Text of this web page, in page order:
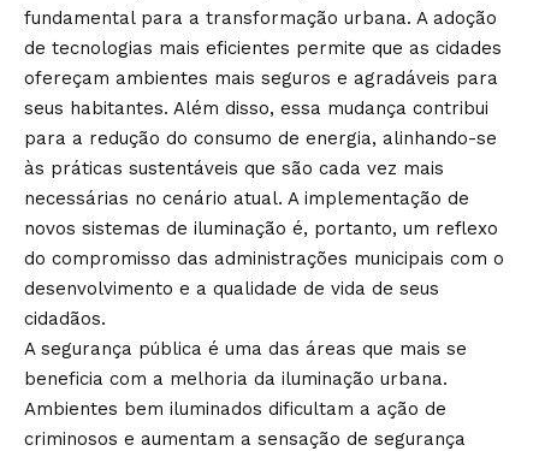
fundamental para a transformação urbana. A adoção
de tecnologias mais eficientes permite que as cidades
ofereçam ambientes mais seguros e agradáveis para
seus habitantes. Além disso, essa mudança contribui
para a redução do consumo de energia, alinhando-se
às práticas sustentáveis que são cada vez mais
necessárias no cenário atual. A implementação de
novos sistemas de iluminação é, portanto, um reflexo
do compromisso das administrações municipais com o
desenvolvimento e a qualidade de vida de seus
cidadãos.
A segurança pública é uma das áreas que mais se
beneficia com a melhoria da iluminação urbana.
Ambientes bem iluminados dificultam a ação de
criminosos e aumentam a sensação de segurança